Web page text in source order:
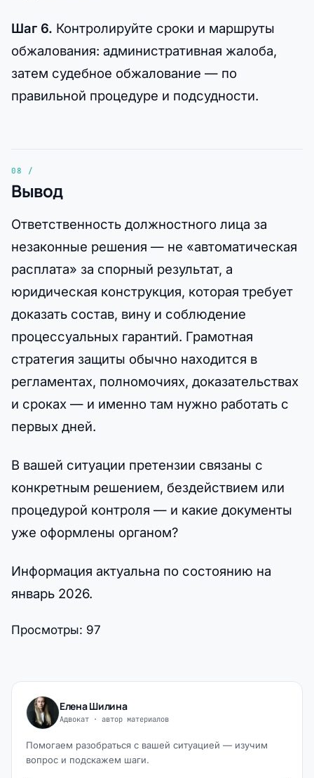
Шаг 6. Контролируйте сроки и маршруты
обжалования: административная жалоба,
затем судебное обжалование — по
правильной процедуре и подсудности.
Вывод
Ответственность должностного лица за
незаконные решения — не «автоматическая
расплата» за спорный результат, а
юридическая конструкция, которая требует
доказать состав, вину и соблюдение
процессуальных гарантий. Грамотная
стратегия защиты обычно находится в
регламентах, полномочиях, доказательствах
и сроках — и именно там нужно работать с
первых дней.
В вашей ситуации претензии связаны с
конкретным решением, бездействием или
процедурой контроля — и какие документы
уже оформлены органом?
Информация актуальна по состоянию на
январь 2026.
Просмотры: 97
Елена Шилина
Адвокат · автор материалов
Помогаем разобраться с вашей ситуацией — изучим
вопрос и подскажем шаги.